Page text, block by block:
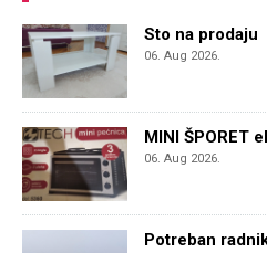
Sto na prodaju
06. Aug 2026.
MINI ŠPORET
06. Aug 2026.
Potreban